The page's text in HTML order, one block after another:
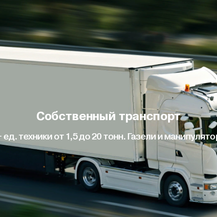
Собственный транспорт
ед. техники от 1,5 до 20 тонн. Газели и